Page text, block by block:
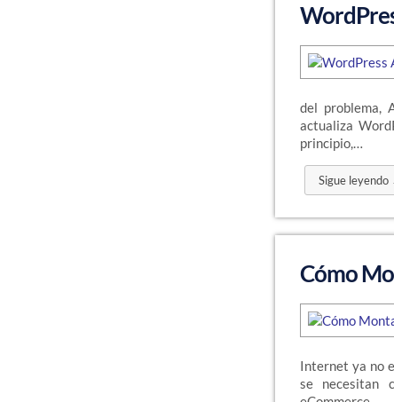
del problema,
actualiza
principio,…
Sigue leyendo
Cómo
Internet ya no
se necesitan